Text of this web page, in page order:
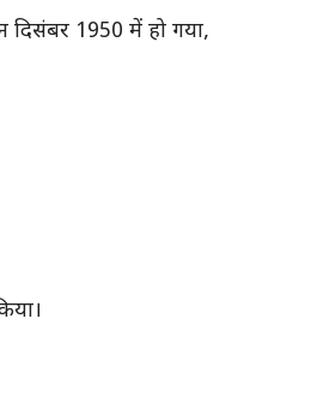
दिसंबर 1950 में हो गया,